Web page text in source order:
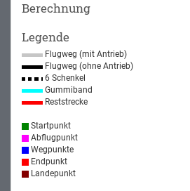
Berechnung
Legende
Flugweg (mit Antrieb)
Flugweg (ohne Antrieb)
6 Schenkel
Gummiband
Reststrecke
Startpunkt
Abflugpunkt
Wegpunkte
Endpunkt
Landepunkt